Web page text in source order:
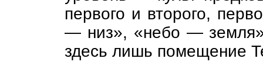
первого и второго,
— низ», «небо —
здесь лишь помещение